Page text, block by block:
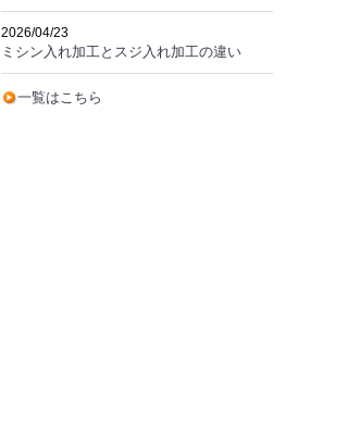
2026/04/23
ミシン入れ加工とスジ入れ加工の違い
一覧はこちら